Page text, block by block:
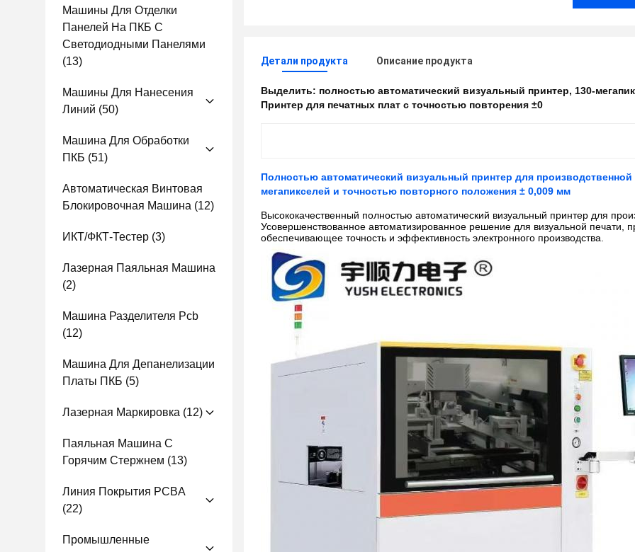
Машины Для Отделки
Панелей На ПКБ С
Светодиодными Панелями
(13)
Машины Для Нанесения
Линий (50)
Машина Для Обработки
ПКБ (51)
Автоматическая Винтовая
Блокировочная Машина (12)
ИКТ/ФКТ-Тестер (3)
Лазерная Паяльная Машина
(2)
Машина Разделителя Pcb
(12)
Машина Для Депанелизации
Платы ПКБ (5)
Лазерная Маркировка (12)
Паяльная Машина С
Горячим Стержнем (13)
Линия Покрытия PCBA
(22)
Промышленные
Детали продукта Описание продукта
Выделить: полностью автоматический визуальный принтер, 130-
Принтер для печатных плат с точностью повторения ±0
Полностью автоматический визуальный принтер для
мегапикселей и точностью повторного положения ± 0,009 мм
Высококачественный полностью автоматический визуальный принтер для
Усовершенствованное автоматизированное решение для визуальной печати,
обеспечивающее точность и эффективность электронного производства.